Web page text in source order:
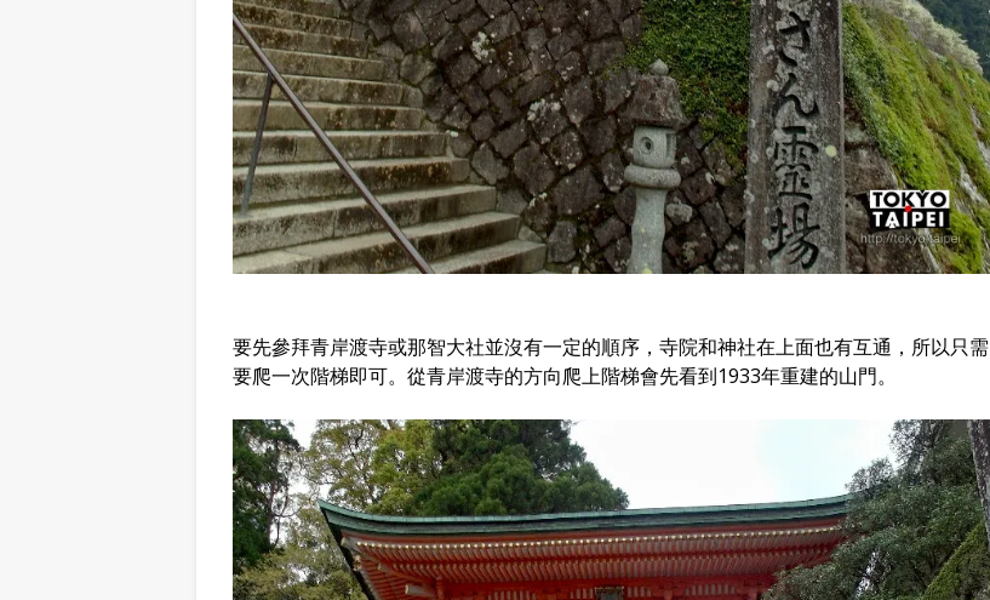
要先參拜青岸渡寺或那智大社並沒有一定的順序，寺院和神社在上面也有互通，所以只需
要爬一次階梯即可。從青岸渡寺的方向爬上階梯會先看到1933年重建的山門。